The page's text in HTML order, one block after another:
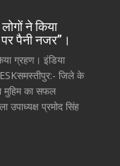
ने किया
पैनी नजर”।
ग्रहण। इंडिया
जिले के
मुहिम का सफल
प्रमोद सिंह